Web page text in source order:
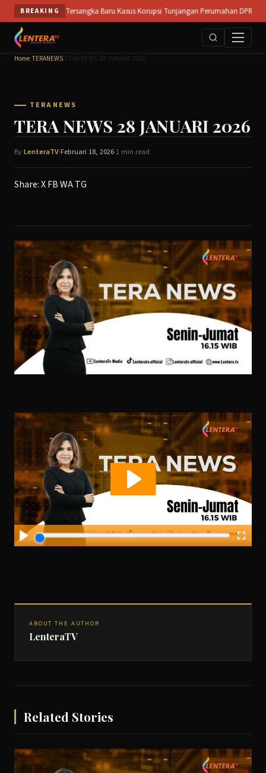
Skip
to
content
BREAKING
Buka Peluang Tersangka Baru Kasus Korupsi Tunjangan Perumahan DPRD ||
Home /TERANEWS TERA NEWS 28 JANUARI 2026
TERANEWS
TERA NEWS 28 JANUARI 2026
ByLenteraTV·Februari 18, 2026·1 min read
Share:XFBWATG
ABOUT THE AUTHOR
LenteraTV
Related Stories